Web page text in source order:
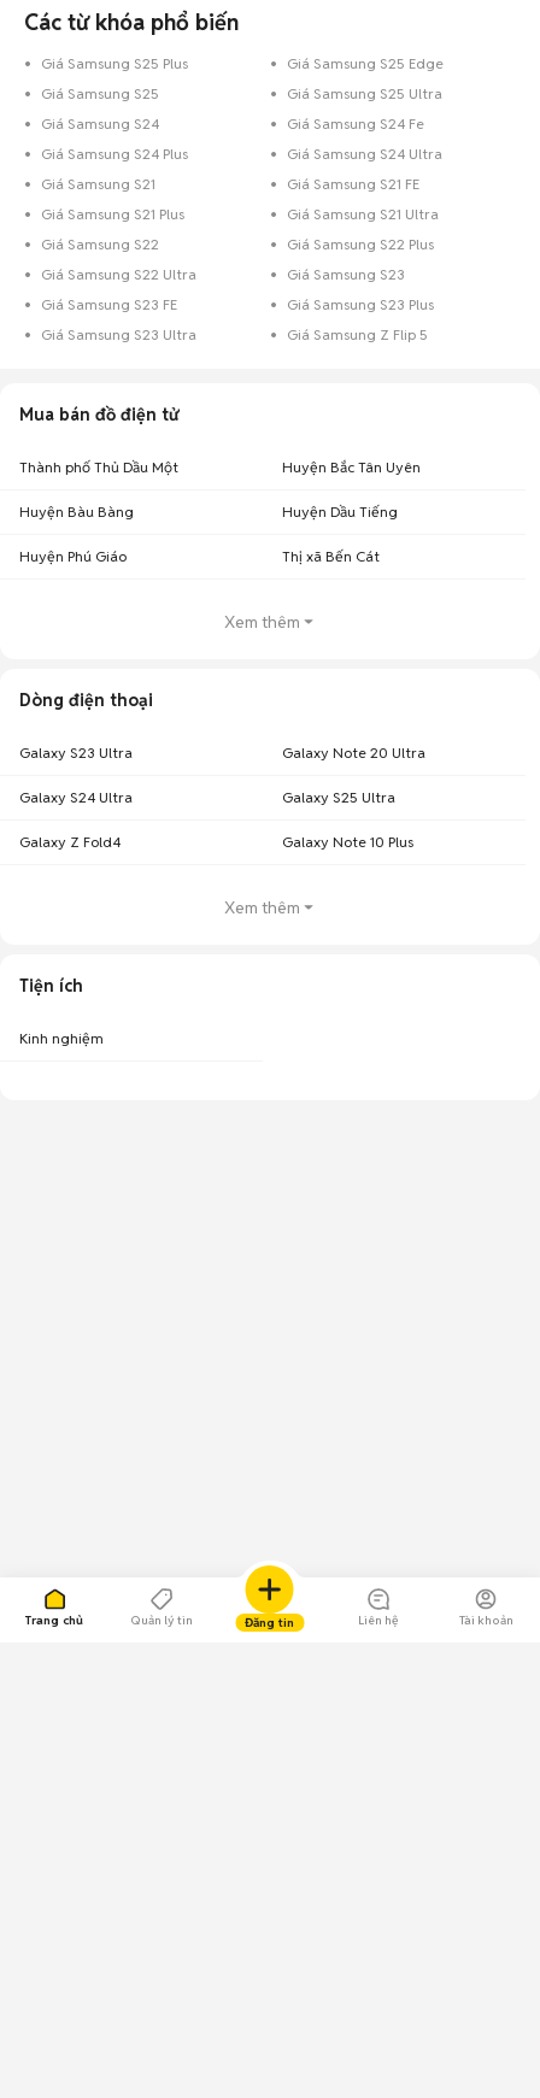
Trang chủ Quản lý tin Đăng tin Liên hệ Tài khoản
Các từ khóa phổ biến
Giá Samsung S25 Plus
Giá Samsung S25 Edge
Giá Samsung S25
Giá Samsung S25 Ultra
Giá Samsung S24
Giá Samsung S24 Fe
Giá Samsung S24 Plus
Giá Samsung S24 Ultra
Giá Samsung S21
Giá Samsung S21 FE
Giá Samsung S21 Plus
Giá Samsung S21 Ultra
Giá Samsung S22
Giá Samsung S22 Plus
Giá Samsung S22 Ultra
Giá Samsung S23
Giá Samsung S23 FE
Giá Samsung S23 Plus
Giá Samsung S23 Ultra
Giá Samsung Z Flip 5
Mua bán đồ điện tử
Thành phố Thủ Dầu Một Huyện Bắc Tân Uyên
Huyện Bàu Bàng Huyện Dầu Tiếng
Huyện Phú Giáo Thị xã Bến Cát
Xem thêm
Dòng điện thoại
Galaxy S23 Ultra Galaxy Note 20 Ultra
Galaxy S24 Ultra Galaxy S25 Ultra
Galaxy Z Fold4 Galaxy Note 10 Plus
Xem thêm
Tiện ích
Kinh nghiệm